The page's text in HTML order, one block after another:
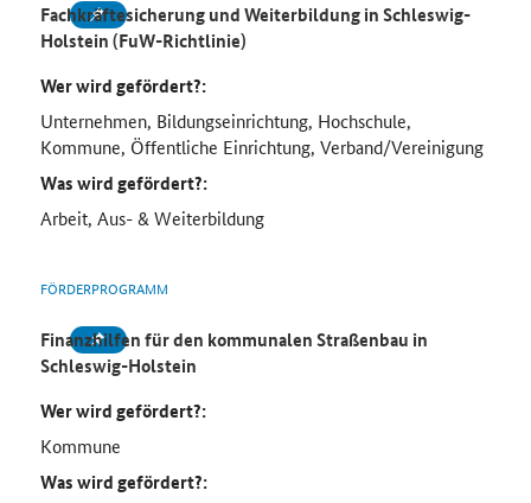
Fachkräftesicherung und Weiterbildung in Schleswig-
Holstein (FuW-Richtlinie)
Wer wird gefördert?:
Unternehmen, Bildungseinrichtung, Hochschule,
Kommune, Öffentliche Einrichtung, Verband/Vereinigung
Was wird gefördert?:
Arbeit, Aus- & Weiterbildung
FÖRDERPROGRAMM
Finanzhilfen für den kommunalen Straßenbau in
Schleswig-Holstein
Wer wird gefördert?:
Kommune
Was wird gefördert?: